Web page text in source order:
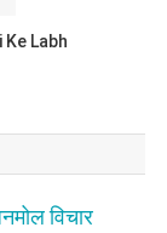
Ke Labh
विचार